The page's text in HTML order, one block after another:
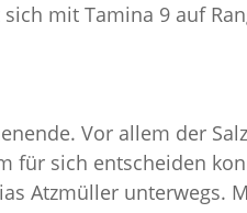
mit Tamina 9 auf
Vor allem der
für sich entscheiden
Atzmüller unterwegs.